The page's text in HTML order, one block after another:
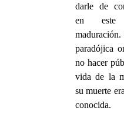
darle de
en este
paradójica
no hacer
vida de la
su muerte
conocida.